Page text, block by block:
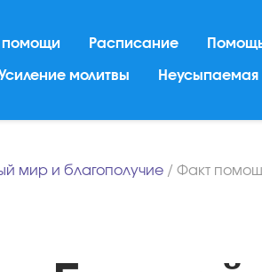
помощи Расписание
молитвы Неусыпаемая
мир и благополучие / Факт